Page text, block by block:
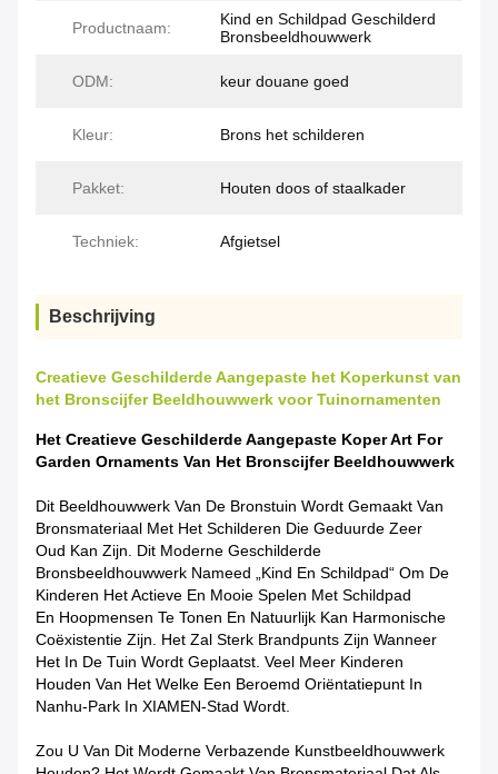
Productnaam:
Kind en Schildpad Geschilderd
Bronsbeeldhouwwerk
ODM: keur douane goed
Kleur: Brons het schilderen
Pakket: Houten doos of staalkader
Techniek: Afgietsel
Beschrijving
Creatieve Geschilderde Aangepaste het Koperkunst van
het Bronscijfer Beeldhouwwerk voor Tuinornamenten
Het Creatieve Geschilderde Aangepaste Koper Art For
Garden Ornaments Van Het Bronscijfer Beeldhouwwerk
Dit Beeldhouwwerk Van De Bronstuin Wordt Gemaakt Van
Bronsmateriaal Met Het Schilderen Die Geduurde Zeer
Oud Kan Zijn. Dit Moderne Geschilderde
Bronsbeeldhouwwerk Nameed „Kind En Schildpad“ Om De
Kinderen Het Actieve En Mooie Spelen Met Schildpad
En Hoopmensen Te Tonen En Natuurlijk Kan Harmonische
Coëxistentie Zijn. Het Zal Sterk Brandpunts Zijn Wanneer
Het In De Tuin Wordt Geplaatst. Veel Meer Kinderen
Houden Van Het Welke Een Beroemd Oriëntatiepunt In
Nanhu-Park In XIAMEN-Stad Wordt.
Zou U Van Dit Moderne Verbazende Kunstbeeldhouwwerk